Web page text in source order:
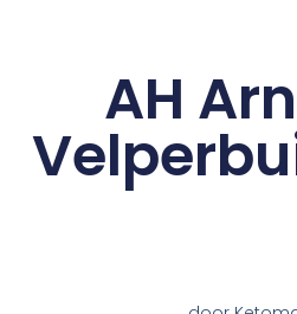
AH